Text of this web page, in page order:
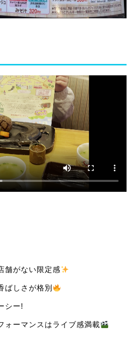
舗がない限定感
ばしさが格別
シー!
ォーマンスはライブ感満載